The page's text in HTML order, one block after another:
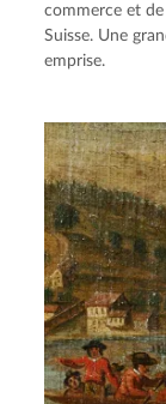
commerce et de
Suisse. Une
emprise.